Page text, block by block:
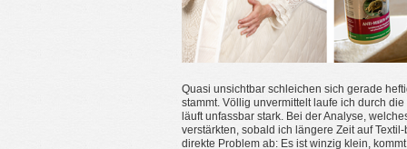
Quasi unsichtbar schleichen sich gerade
stammt. Völlig unvermittelt laufe ich durch
läuft unfassbar stark. Bei der Analyse,
verstärkten, sobald ich längere Zeit auf
direkte Problem ab: Es ist winzig klein,